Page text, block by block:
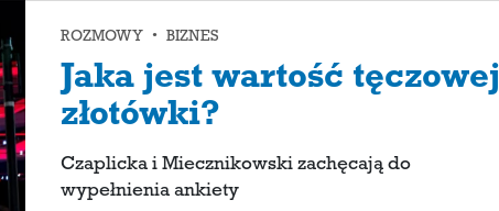
ROZMOWY • BIZNES
Jaka jest wartość tęczowej
złotówki?
Czaplicka i Miecznikowski zachęcają do
wypełnienia ankiety